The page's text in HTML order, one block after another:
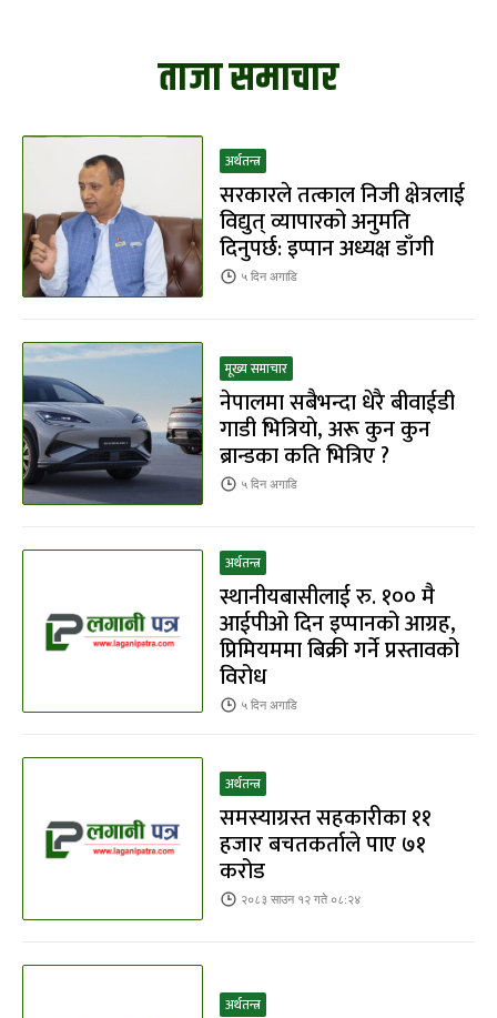
ताजा समाचार
अर्थतन्त्र
सरकारले तत्काल निजी क्षेत्रलाई
विद्युत् व्यापारको अनुमति
दिनुपर्छ: इप्पान अध्यक्ष डाँगी
५ दिनअगाडि
मूख्य समाचार
नेपालमा सबैभन्दा धेरै बीवाईडी
गाडी भित्रियाे, अरू कुन कुन
ब्रान्डका कति भित्रिए ?
५ दिनअगाडि
अर्थतन्त्र
स्थानीयबासीलाई रु. १०० मै
आईपीओ दिन इप्पानको आग्रह,
प्रिमियममा बिक्री गर्ने प्रस्तावको
विरोध
५ दिनअगाडि
अर्थतन्त्र
समस्याग्रस्त सहकारीका ११
हजार बचतकर्ताले पाए ७१
करोड
२०८३ साउन १२ गते ०८:२४
अर्थतन्त्र